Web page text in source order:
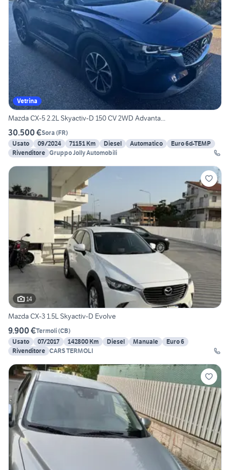
Vetrina
Mazda CX-5 2.2L Skyactiv-D 150 CV 2WD Advanta...
30.500 €Sora (FR)
Usato
09/2024 71151 Km Diesel Automatico
Euro 6d-TEMP
Rivenditore Gruppo Jolly Automobili
14
Mazda CX-3 1.5L Skyactiv-D Evolve
9.900 €Termoli(CB)
Usato
07/2017 142800 Km Diesel Manuale
Euro 6
Rivenditore CARS TERMOLI